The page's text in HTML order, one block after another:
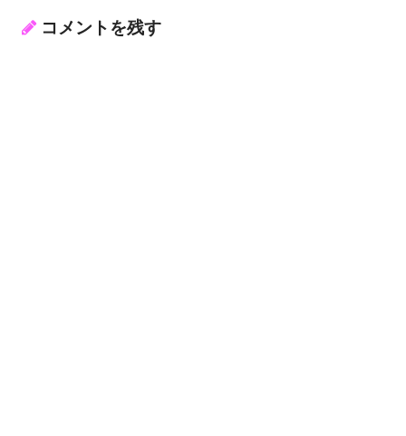
コメントを残す